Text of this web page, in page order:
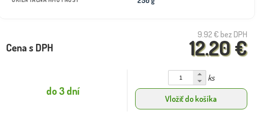
9.92 € bez DPH
12.20 €
Cena s DPH
do 3 dní
ks
Vložiť do košíka